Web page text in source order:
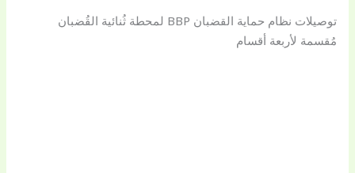
توصيلات نظام حماية القضبان BBP لمحطة ثُنائية القُضبان
مُقسمة لأربعة أقسام